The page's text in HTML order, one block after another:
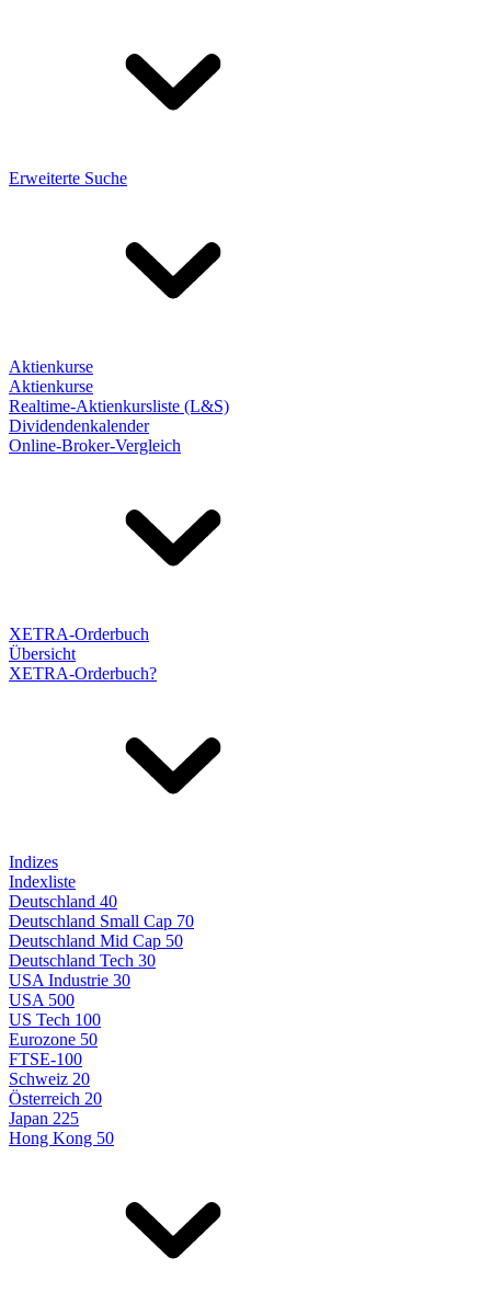
Erweiterte Suche
Aktienkurse
Aktienkurse
Realtime-Aktienkursliste (L&S)
Dividendenkalender
Online-Broker-Vergleich
XETRA-Orderbuch
Übersicht
XETRA-Orderbuch?
Indizes
Indexliste
Deutschland 40
Deutschland Small Cap 70
Deutschland Mid Cap 50
Deutschland Tech 30
USA Industrie 30
USA 500
US Tech 100
Eurozone 50
FTSE-100
Schweiz 20
Österreich 20
Japan 225
Hong Kong 50